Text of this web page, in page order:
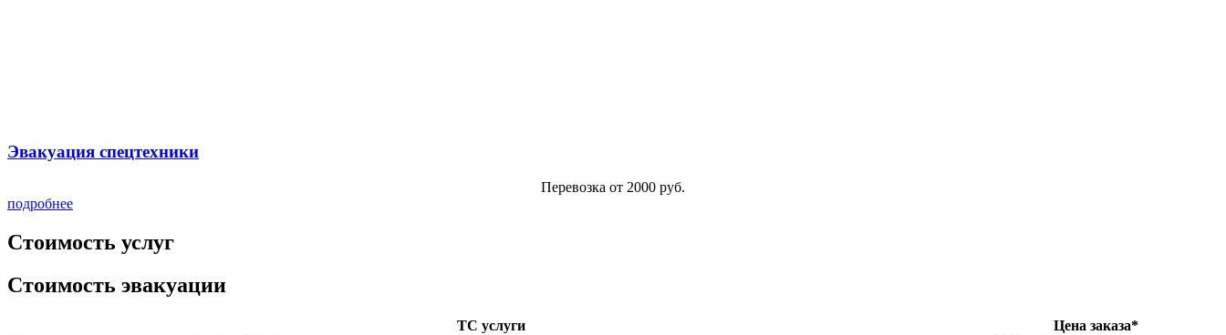
Эвакуация спецтехники
Перевозка от 2000 руб.
подробнее
Стоимость услуг
Стоимость эвакуации
ТС услуги
Цена заказа*